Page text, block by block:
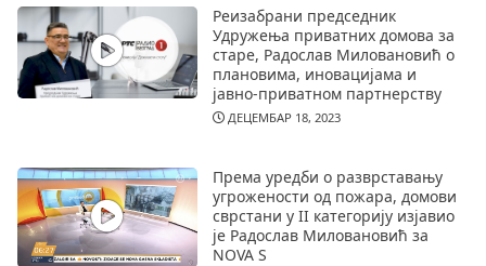
Реизабрани председник
Удружења приватних домова за
старе, Радослав Миловановић о
плановима, иновацијама и
јавно-приватном партнерству
ДЕЦЕМБАР 18, 2023
Према уредби о разврставању
угрожености од пожара, домови
сврстани у II категорију изјавио
је Радослав Миловановић за
NOVA S